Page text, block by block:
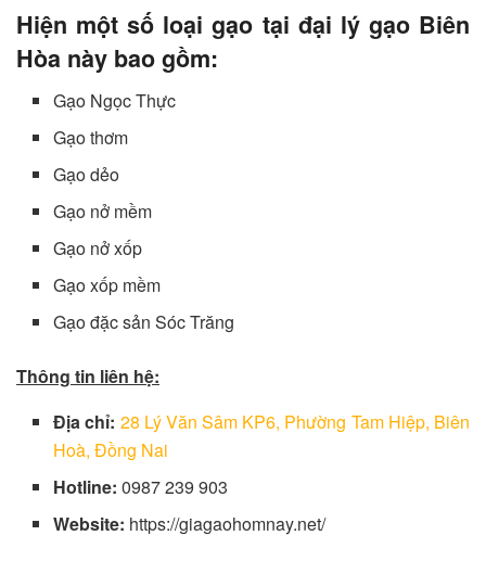
Hiện một số loại gạo tại đại lý gạo Biên
Hòa này bao gồm:
Gạo Ngọc Thực
Gạo thơm
Gạo dẻo
Gạo nở mềm
Gạo nở xốp
Gạo xốp mềm
Gạo đặc sản Sóc Trăng
Thông tin liên hệ:
Địa chỉ: 28 Lý Văn Sâm KP6, Phường Tam Hiệp, Biên
Hoà, Đồng Nai
Hotline:0987 239 903
Website: https://giagaohomnay.net/